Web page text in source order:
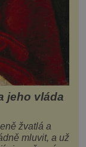
jeho vláda
žvatlá a
mluvit, a už